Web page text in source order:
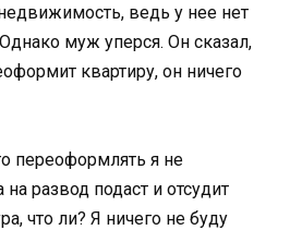
ведь у нее нет
муж уперся. Он сказал,
квартиру, он ничего
переоформлять я не
развод подаст и отсудит
что ли? Я ничего не буду